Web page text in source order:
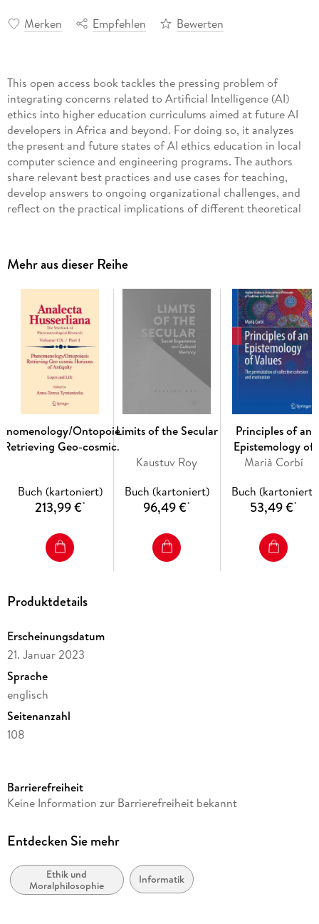
Merken Empfehlen Bewerten
This open access book tackles the pressing problem of
integrating concerns related to Artificial Intelligence (AI)
ethics into higher education curriculums aimed at future AI
developers in Africa and beyond. For doing so, it analyzes
the present and future states of AI ethics education in local
computer science and engineering programs. The authors
share relevant best practices and use cases for teaching,
develop answers to ongoing organizational challenges, and
reflect on the practical implications of different theoretical
artificial intelligence, computer science, mathematics,
computer engineering, and related areas, as well as higher
education administration.
Mehr aus dieser Reihe
Ontopoiesis
Retrieving Geo-cosmic
Buch (kartoniert)
213,99 €*
Limits of the Secular
Kaustuv Roy
Buch (kartoniert)
96,49 €*
Principles of an
Epistemology of
Values
Marià Corbí
Buch (kartoniert)
53,49 €*
Produktdetails
Erscheinungsdatum
21. Januar 2023
Sprache
englisch
Seitenanzahl
108
Herausgegeben von
Springer
Abbildungen
Barrierefreiheit
Keine Information zur Barrierefreiheit bekannt
Entdecken Sie mehr
Ethik und
Moralphilosophie
Informatik